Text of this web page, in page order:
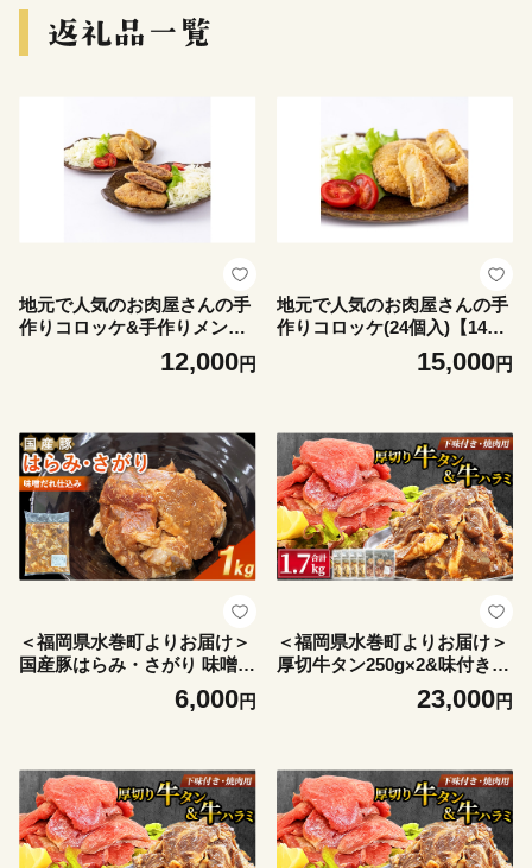
地元で人気のお肉屋さんの手
作りコロッケ&手作りメンチ
カツ(計18個入)【1478922】
12,000円
地元で人気のお肉屋さんの手
作りコロッケ(24個入)【1478
15,000円
＜福岡県水巻町よりお届け＞
国産豚はらみ・さがり 味噌だ
れ仕込み1kg 下味付き 焼肉
用_国産豚 豚はらみ 豚さがり
8998】
6,000円
＜福岡県水巻町よりお届け＞
厚切牛タン250g×2&味付き牛
ハラミ300g×4セット 下味付
き 焼肉用_牛タン 牛ハラミ
96】
23,000円